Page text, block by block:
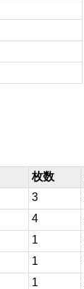
枚数
3
4
1
1
1